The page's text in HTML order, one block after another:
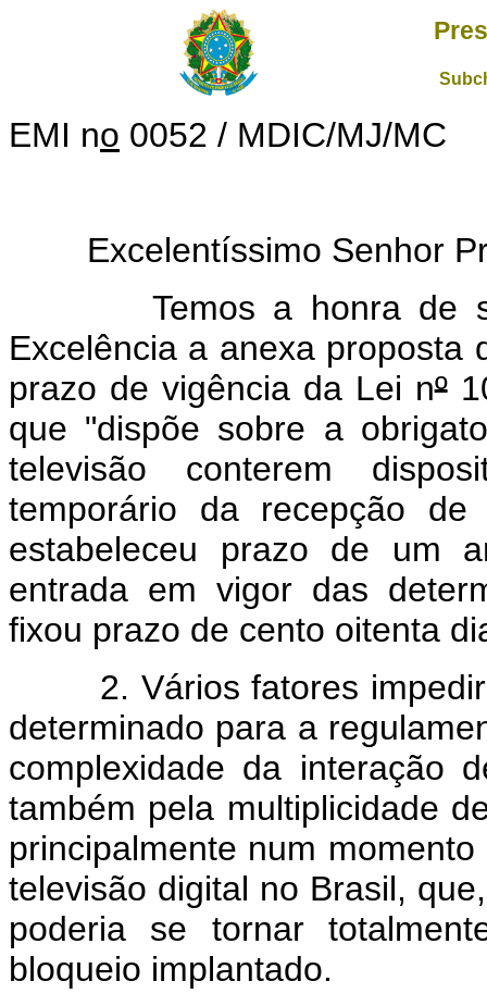
EMI no 0052 / MDIC/MJ/MC
Excelentíssimo Senhor
Temos a honra de
Excelência a anexa proposta
prazo de vigência da Lei nº
que "dispõe sobre a
televisão conterem
temporário da recepção de
estabeleceu prazo de um
entrada em vigor das
fixou prazo de cento oitenta
2. Vários fatores
determinado para a
complexidade da interação
também pela multiplicidade
principalmente num
televisão digital no Brasil,
poderia se tornar
bloqueio implantado.